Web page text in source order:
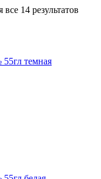
14 результатов
темная